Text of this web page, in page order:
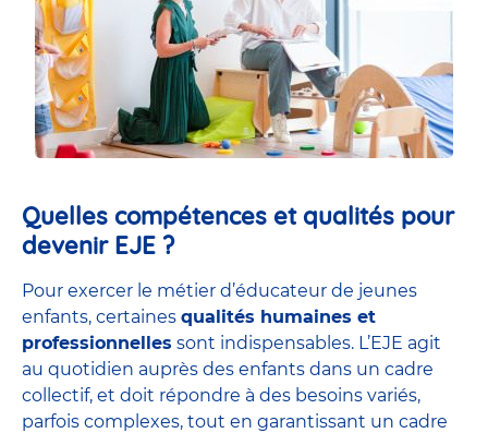
Quelles compétences et qualités pour
devenir EJE ?
Pour exercer le métier d’éducateur de jeunes
enfants, certaines qualités humaines et
professionnelles sont indispensables. L’EJE agit
au quotidien auprès des enfants dans un cadre
collectif, et doit répondre à des besoins variés,
parfois complexes, tout en garantissant un cadre